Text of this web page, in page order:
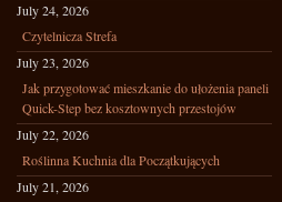
July 24, 2026
Czytelnicza Strefa
July 23, 2026
Jak przygotować mieszkanie do ułożenia paneli
Quick-Step bez kosztownych przestojów
July 22, 2026
Roślinna Kuchnia dla Początkujących
July 21, 2026